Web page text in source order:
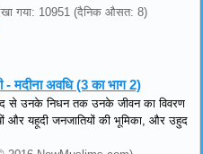
गया: 10951 (दैनिक औसत: 8)
- मदीना अवधि (3 का भाग 2)
से उनके निधन तक उनके जीवन का विवरण
और यहूदी जनजातियों की भूमिका, और उहुद